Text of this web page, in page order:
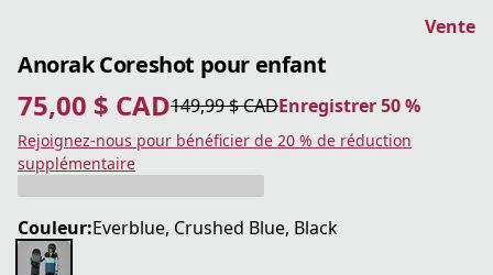
Vente
Anorak Coreshot pour enfant
75,00 $ CAD
prix actuel 75,00 $ CAD149,99 $ CAD
prix original 149,99 $ CAD Enregistrer 50 %
Enregistrer 50 %
Rejoignez-nous pour bénéficier de 20 % de réduction
supplémentaire
Couleur:Everblue, Crushed Blue, Black